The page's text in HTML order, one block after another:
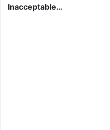
Inacceptable…